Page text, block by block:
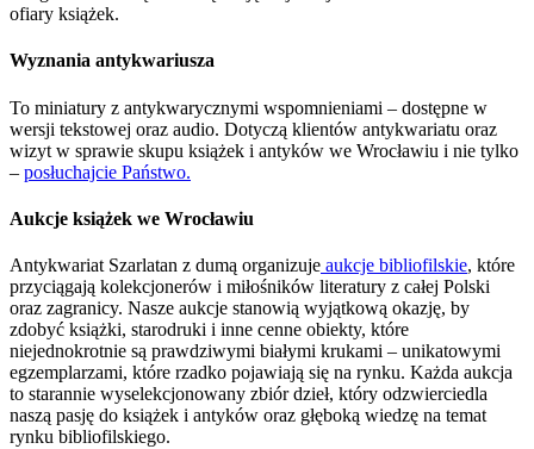
ofiary książek.
Wyznania antykwariusza
To miniatury z antykwarycznymi wspomnieniami – dostępne w
wersji tekstowej oraz audio. Dotyczą klientów antykwariatu oraz
wizyt w sprawie skupu książek i antyków we Wrocławiu i nie tylko
– posłuchajcie Państwo.
Aukcje książek we Wrocławiu
Antykwariat Szarlatan z dumą organizuje aukcje bibliofilskie, które
przyciągają kolekcjonerów i miłośników literatury z całej Polski
oraz zagranicy. Nasze aukcje stanowią wyjątkową okazję, by
zdobyć książki, starodruki i inne cenne obiekty, które
niejednokrotnie są prawdziwymi białymi krukami – unikatowymi
egzemplarzami, które rzadko pojawiają się na rynku. Każda aukcja
to starannie wyselekcjonowany zbiór dzieł, który odzwierciedla
naszą pasję do książek i antyków oraz głęboką wiedzę na temat
rynku bibliofilskiego.